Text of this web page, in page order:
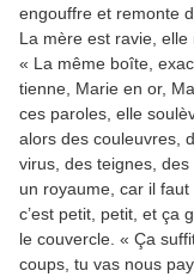
engouffre et remonte
La mère est ravie, elle
« La même boîte,
tienne, Marie en or,
ces paroles, elle
alors des couleuvres,
virus, des teignes,
un royaume, car il
c’est petit, petit, et ça
le couvercle. « Ça
coups, tu vas nous